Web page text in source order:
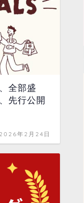
全部盛
先行公開
2026年2月24日